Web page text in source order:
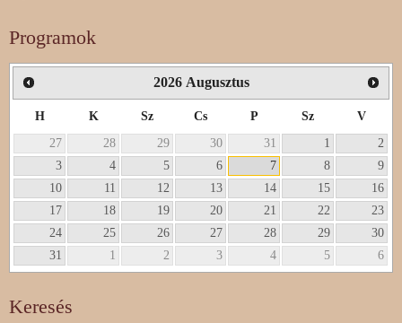
Programok
2026 Augusztus
H K Sz Cs P Sz
V
27
28 29 30 31 1
2
3
4 5 6 7 8
9
10
11 12 13 14 15
16
17
18 19 20 21 22
23
24
25 26 27 28 29
30
31
1 2 3 4 5 6
Keresés